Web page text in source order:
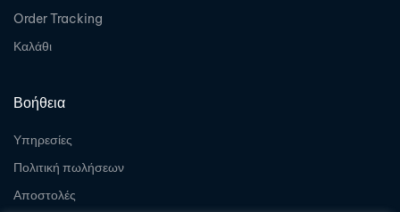
Order Tracking
Καλάθι
Βοήθεια
Υπηρεσίες
Πολιτική πωλήσεων
Αποστολές